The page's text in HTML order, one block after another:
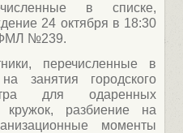
в списке,
24 октября в 18:30
ФМЛ №239.
перечисленные в
занятия городского
для одаренных
разбиение на
моменты